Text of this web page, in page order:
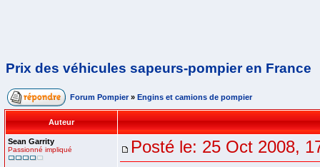
Prix des véhicules sapeurs-pompier en France
Forum Pompier » Engins et camions de pompier
Auteur
Sean Garrity
Passionné impliqué Posté le: 25 Oct 2008,